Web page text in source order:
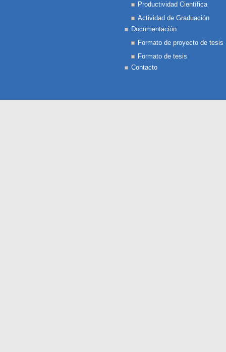
Productividad Científica
Actividad de Graduación
Documentación
Formato de proyecto de tesis
Formato de tesis
Contacto